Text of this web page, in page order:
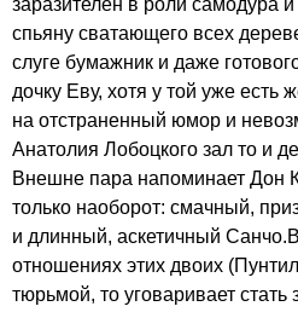
заразителен в роли самодура
спьяну сватающего всех
слуге бумажник и даже
дочку Еву, хотя у той уже
на отстраненный юмор и
Анатолия Лобоцкого зал то и
Внешне пара напоминает Дон
только наоборот: смачный,
и длинный, аскетичный
отношениях этих двоих
тюрьмой, то уговаривает стать